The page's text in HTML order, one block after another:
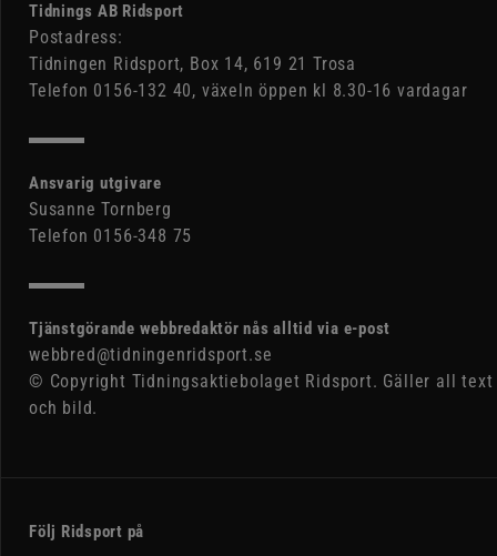
Tidnings AB Ridsport
Postadress:
Tidningen Ridsport, Box 14, 619 21 Trosa
Telefon 0156-132 40, växeln öppen kl 8.30-16 vardagar
Ansvarig utgivare
Susanne Tornberg
Telefon 0156-348 75
Tjänstgörande webbredaktör nås alltid via e-post
webbred@tidningenridsport.se
© Copyright Tidningsaktiebolaget Ridsport. Gäller all text
och bild.
Följ Ridsport på